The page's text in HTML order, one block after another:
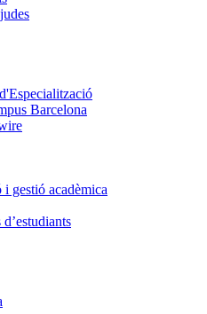
Barcelona
gestió acadèmica